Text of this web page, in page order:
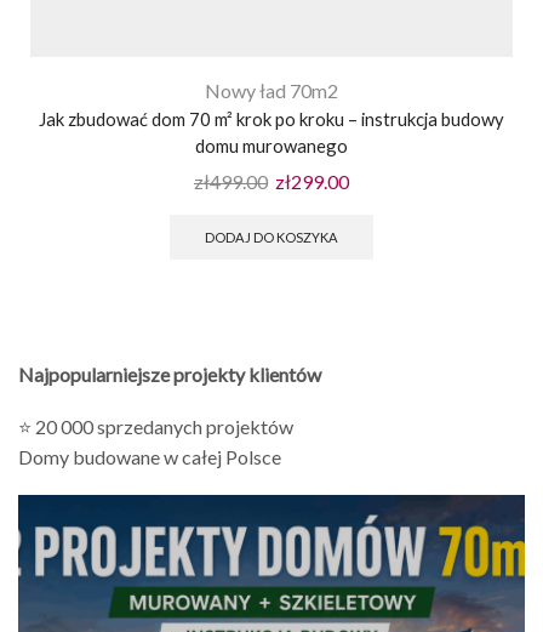
Nowy ład 70m2
Jak zbudować dom 70 m² krok po kroku – instrukcja budowy
domu murowanego
zł499.00 zł299.00
DODAJ DO KOSZYKA
Najpopularniejsze projekty klientów
⭐ 20 000 sprzedanych projektów
Domy budowane w całej Polsce